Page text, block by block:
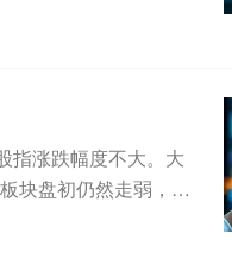
指涨跌幅度不大。大
块盘初仍然走弱，SK